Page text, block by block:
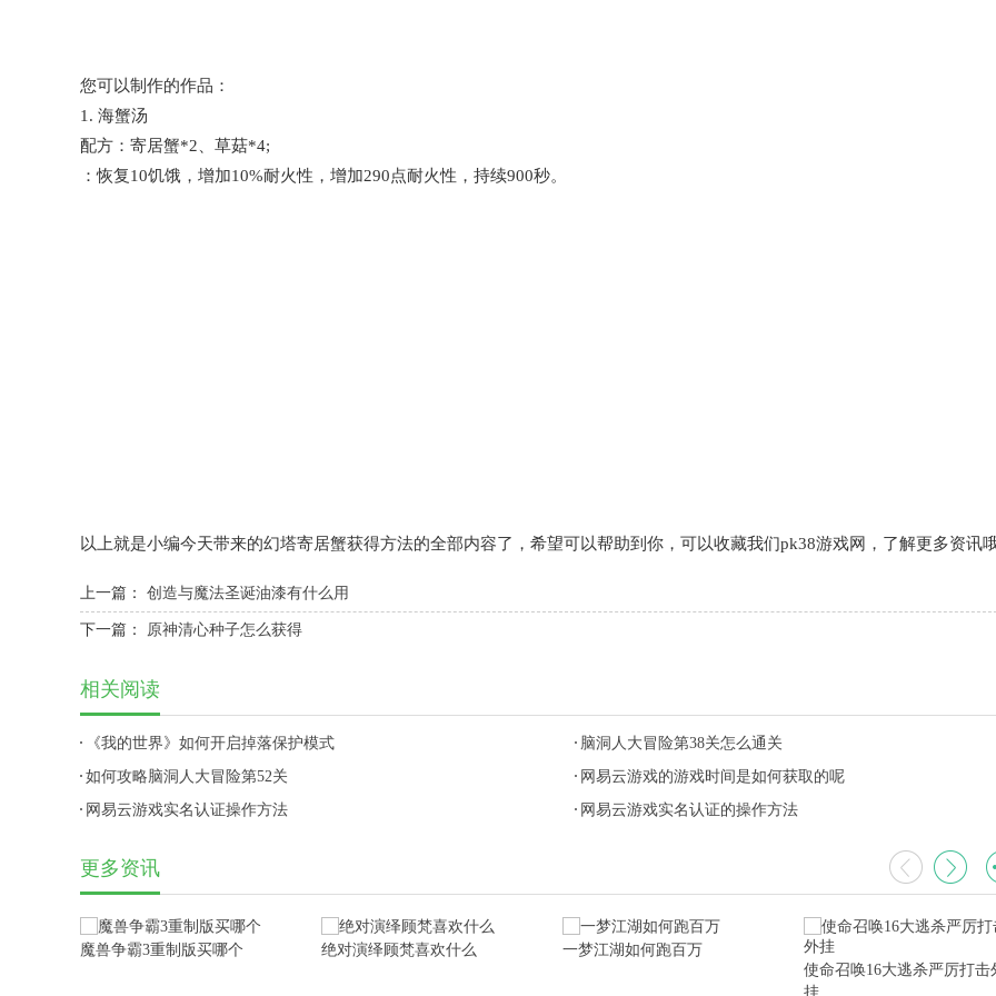
您可以制作的作品：
1. 海蟹汤
配方：寄居蟹*2、草菇*4;
：恢复10饥饿，增加10%耐火性，增加290点耐火性，持续900秒。
以上就是小编今天带来的幻塔寄居蟹获得方法的全部内容了，希望可以帮助到你，可以收藏我们pk38游戏网，了解更多资讯哦
上一篇： 创造与魔法圣诞油漆有什么用
下一篇： 原神清心种子怎么获得
相关阅读
《我的世界》如何开启掉落保护模式
脑洞人大冒险第38关怎么通关
如何攻略脑洞人大冒险第52关
网易云游戏的游戏时间是如何获取的呢
网易云游戏实名认证操作方法
网易云游戏实名认证的操作方法
更多资讯
魔兽争霸3重制版买哪个 绝对演绎顾梵喜欢什么
一梦江湖如何跑百万
使命召唤16大逃杀严厉打击
挂